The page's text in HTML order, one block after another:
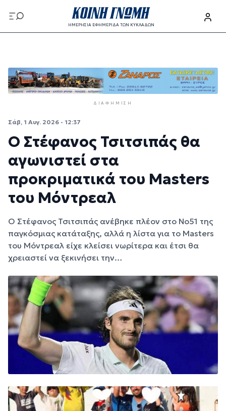
Παράκαμψη προς το κυρίως περιεχόμενο
ΗΜΕΡΗΣΙΑ ΕΦΗΜΕΡΙΔΑ ΤΩΝ ΚΥΚΛΑΔΩΝ
ΔΙΑΦΉΜΙΣΗ
Σάβ, 1 Αυγ. 2026 - 12:37
Ο Στέφανος Τσιτσιπάς θα
αγωνιστεί στα
προκριματικά του Masters
του Μόντρεαλ
Ο Στέφανος Τσιτσιπάς ανέβηκε πλέον στο Νο51 της
παγκόσμιας κατάταξης, αλλά η λίστα για το Masters
του Μόντρεαλ είχε κλείσει νωρίτερα και έτσι θα
χρειαστεί να ξεκινήσει την…